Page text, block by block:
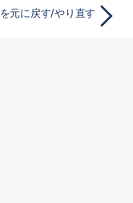
元に戻す/やり直す